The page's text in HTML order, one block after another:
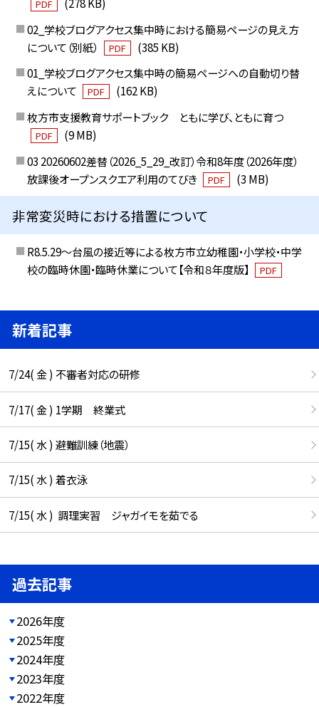
PDF
02_学校ブログアクセス集中時における簡易ページの見え方
について（別紙）
PDF
(385 KB)
01_学校ブログアクセス集中時の簡易ページへの自動切り替
えについて
PDF
(162 KB)
枚方市支援教育サポートブック ともに学び、ともに育つ
PDF
(9 MB)
03 20260602差替（2026_5_29_改訂）令和8年度（2026年度）
放課後オープンスクエア利用のてびき
PDF (3 MB)
非常変災時における措置について
R8.5.29～台風の接近等による枚方市立幼稚園・小学校・中学
校の臨時休園・臨時休業について【令和８年度版】
PDF
新着記事
7/24( 金 ) 不審者対応の研修
7/17( 金 ) 1学期 終業式
7/15( 水 ) 避難訓練（地震）
7/15( 水 ) 着衣泳
7/15( 水 ) 調理実習 ジャガイモを茹でる
過去記事
2026年度
2025年度
2024年度
2023年度
2022年度